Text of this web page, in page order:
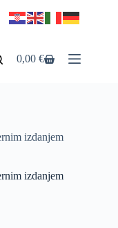
0,00€
izdanjem
izdanjem